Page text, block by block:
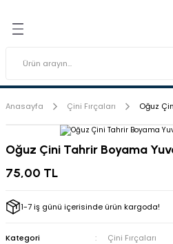
Porselen Boyaları (Toz
Kabartma Boyaları
Tabaklar
Anasayfa Çini Fırçaları Oğuz
Oğuz Çini Tahrir Boyama
75,00 TL
1-7 iş günü içerisinde ürün kargoda!
Kategori
Çini Fırçaları